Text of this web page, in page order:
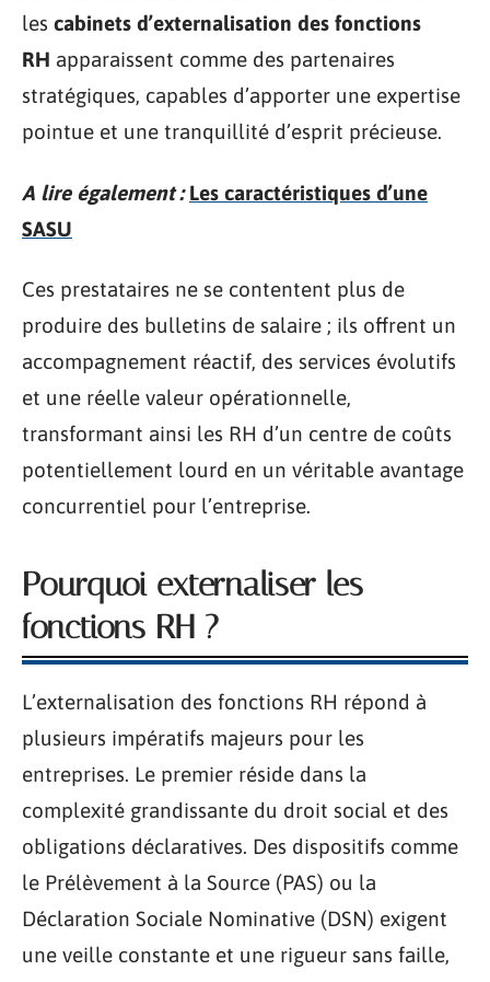
les cabinets d’externalisation des fonctions
RH apparaissent comme des partenaires
stratégiques, capables d’apporter une expertise
pointue et une tranquillité d’esprit précieuse.
A lire également : Les caractéristiques d’une
SASU
Ces prestataires ne se contentent plus de
produire des bulletins de salaire ; ils offrent un
accompagnement réactif, des services évolutifs
et une réelle valeur opérationnelle,
transformant ainsi les RH d’un centre de coûts
potentiellement lourd en un véritable avantage
concurrentiel pour l’entreprise.
Pourquoi externaliser les
fonctions RH ?
L’externalisation des fonctions RH répond à
plusieurs impératifs majeurs pour les
entreprises. Le premier réside dans la
complexité grandissante du droit social et des
obligations déclaratives. Des dispositifs comme
le Prélèvement à la Source (PAS) ou la
Déclaration Sociale Nominative (DSN) exigent
une veille constante et une rigueur sans faille,